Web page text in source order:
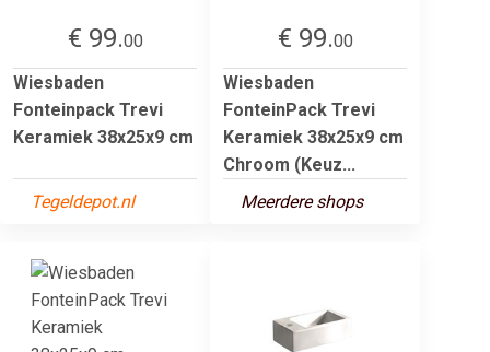
€ 99.00
Wiesbaden
Fonteinpack Trevi
Keramiek 38x25x9 cm
Tegeldepot.nl
€ 99.00
Wiesbaden
FonteinPack Trevi
Keramiek 38x25x9 cm
Chroom (Keuz...
Meerdere shops